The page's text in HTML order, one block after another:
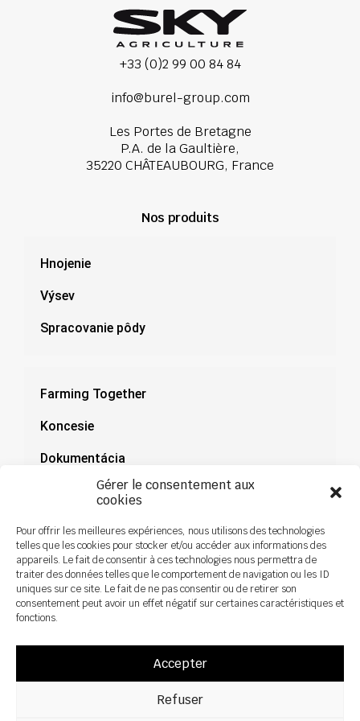
Gérer le consentement aux
cookies
Pour offrir les meilleures expériences, nous utilisons des technologies
telles que les cookies pour stocker et/ou accéder aux informations des
appareils. Le fait de consentir à ces technologies nous permettra de
traiter des données telles que le comportement de navigation ou les ID
uniques sur ce site. Le fait de ne pas consentir ou de retirer son
consentement peut avoir un effet négatif sur certaines caractéristiques et
fonctions.
Accepter
Refuser
+33 (0)2 99 00 84 84
info@burel-group.com
Les Portes de Bretagne
P.A. de la Gaultière,
35220 CHÂTEAUBOURG, France
Nos produits
Hnojenie
Výsev
Spracovanie pôdy
Farming Together
Koncesie
Dokumentácia